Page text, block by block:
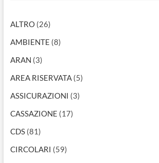
ALTRO(26)
AMBIENTE (8)
ARAN (3)
AREA RISERVATA(5)
ASSICURAZIONI (3)
CASSAZIONE (17)
CDS(81)
CIRCOLARI (59)